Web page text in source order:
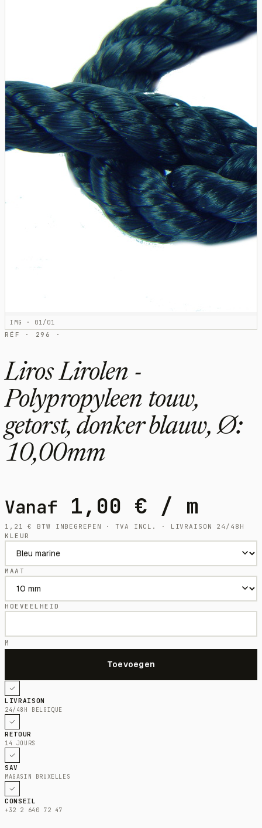
IMG · 01/01
RÉF · 296 ·
Liros Lirolen -
Polypropyleen touw,
getorst, donker blauw, Ø:
10,00mm
Vanaf 1,00 € / m
1,21€
BTW INBEGREPEN · TVA INCL. · LIVRAISON 24/48H
KLEUR
MAAT
HOEVEELHEID
M
LIVRAISON
24/48H BELGIQUE
RETOUR
14 JOURS
SAV
MAGASIN BRUXELLES
CONSEIL
+32 2 640 72 47